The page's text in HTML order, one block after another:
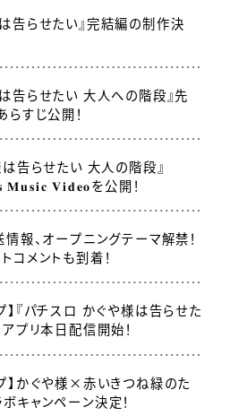
告らせたい』完結編の制作決
告らせたい 大人への階段』先
らすじ公開！
は告らせたい 大人の階段』
𝐕𝐢𝐝𝐞𝐨を公開！
情報、オープニングテーマ解禁！
コメントも到着！
】『パチスロ かぐや様は告らせた
プリ本日配信開始！
】かぐや様×赤いきつね緑のた
キャンペーン決定！